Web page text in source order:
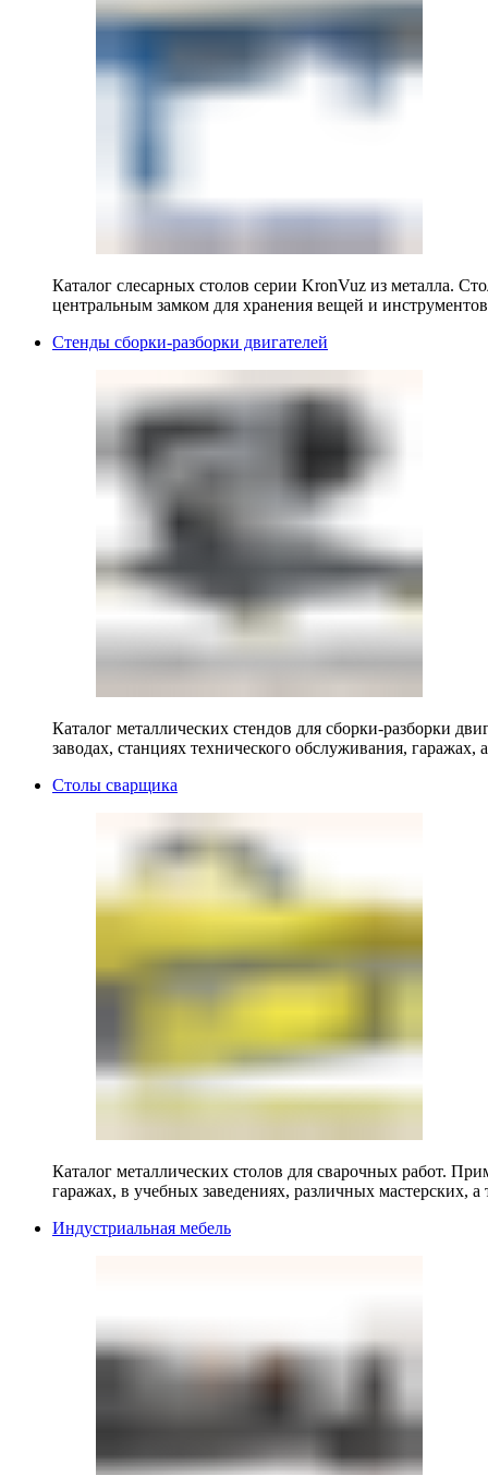
Каталог слесарных столов серии KronVuz из металла.
центральным замком для хранения вещей и
Стенды сборки-разборки двигателей
Каталог металлических стендов для сборки-разборки
заводах, станциях технического обслуживания, гаражах,
Столы сварщика
Каталог металлических столов для сварочных работ.
гаражах, в учебных заведениях, различных мастерских, а
Индустриальная мебель